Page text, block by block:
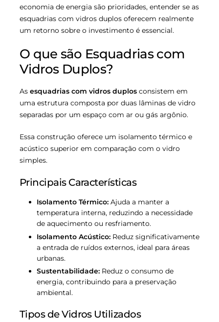
economia de energia são prioridades, entender se as
esquadrias com vidros duplos oferecem realmente
um retorno sobre o investimento é essencial.
O que são Esquadrias com
Vidros Duplos?
As esquadrias com vidros duplos consistem em
uma estrutura composta por duas lâminas de vidro
separadas por um espaço com ar ou gás argônio.
Essa construção oferece um isolamento térmico e
acústico superior em comparação com o vidro
simples.
Principais Características
Isolamento Térmico: Ajuda a manter a
temperatura interna, reduzindo a necessidade
de aquecimento ou resfriamento.
Isolamento Acústico: Reduz significativamente
a entrada de ruídos externos, ideal para áreas
urbanas.
Sustentabilidade: Reduz o consumo de
energia, contribuindo para a preservação
ambiental.
Tipos de Vidros Utilizados